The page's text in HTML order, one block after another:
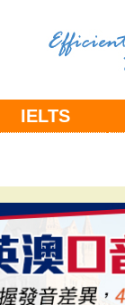
IELTS